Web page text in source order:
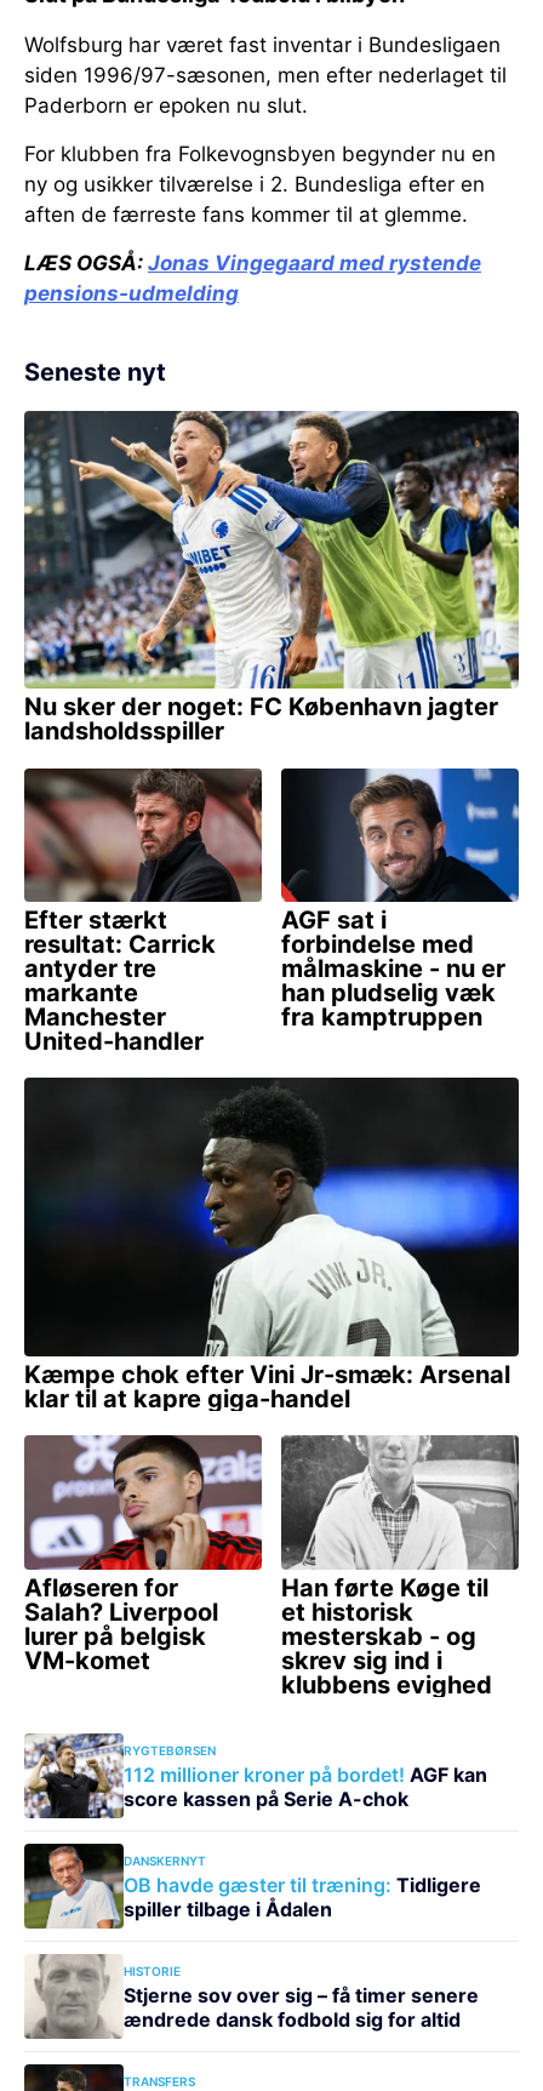
Wolfsburg har været fast inventar i Bundesligaen
siden 1996/97-sæsonen, men efter nederlaget til
Paderborn er epoken nu slut.
For klubben fra Folkevognsbyen begynder nu en
ny og usikker tilværelse i 2. Bundesliga efter en
aften de færreste fans kommer til at glemme.
LÆS OGSÅ: Jonas Vingegaard med rystende
pensions-udmelding
Seneste nyt
RYGTEBØRSEN
112 millioner kroner på bordet! AGF kan
score kassen på Serie A-chok
DANSKERNYT
OB havde gæster til træning: Tidligere
spiller tilbage i Ådalen
HISTORIE
Stjerne sov over sig – få timer senere
ændrede dansk fodbold sig for altid
TRANSFERS